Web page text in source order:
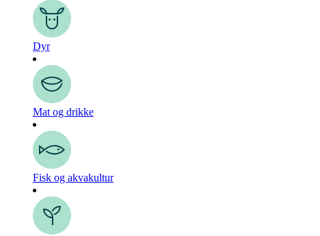
Dyr
Mat og drikke
Fisk og akvakultur